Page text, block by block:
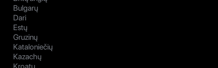
Bulgarų
Dari
Estų
Gruzinų
Kataloniečių
Kazachų